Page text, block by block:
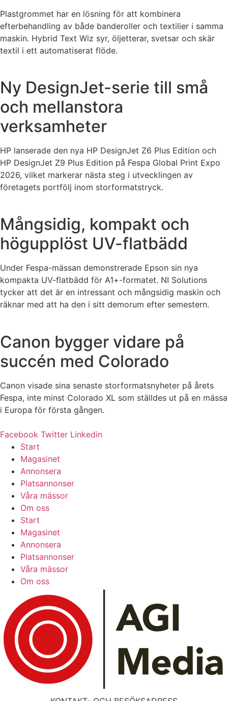
Plastgrommet har en lösning för att kombinera
efterbehandling av både banderoller och textilier i samma
maskin. Hybrid Text Wiz syr, öljetterar, svetsar och skär
textil i ett automatiserat flöde.
Ny DesignJet-serie till små
och mellanstora
verksamheter
HP lanserade den nya HP DesignJet Z6 Plus Edition och
HP DesignJet Z9 Plus Edition på Fespa Global Print Expo
2026, vilket markerar nästa steg i utvecklingen av
företagets portfölj inom storformatstryck.
Mångsidig, kompakt och
högupplöst UV-flatbädd
Under Fespa-mässan demonstrerade Epson sin nya
kompakta UV-flatbädd för A1+-formatet. NI Solutions
tycker att det är en intressant och mångsidig maskin och
räknar med att ha den i sitt demorum efter semestern.
Canon bygger vidare på
succén med Colorado
Canon visade sina senaste storformatsnyheter på årets
Fespa, inte minst Colorado XL som ställdes ut på en mässa
i Europa för första gången.
Facebook Twitter Linkedin
Start
Magasinet
Annonsera
Platsannonser
Våra mässor
Om oss
Start
Magasinet
Annonsera
Platsannonser
Våra mässor
Om oss